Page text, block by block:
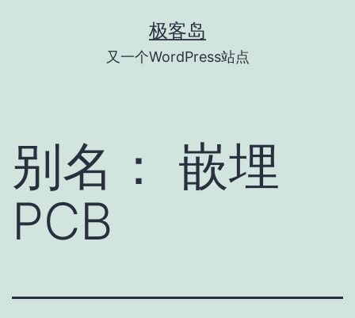
极客岛
又一个WordPress站点
别名： 嵌埋
PCB